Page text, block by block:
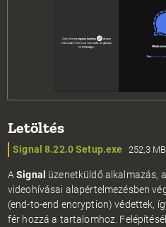
ASignal üzenetküldő alkalmazás,
videohívásai alapértelmezésben
(end-to-end encryption) védettek,
fér hozzá a tartalomhoz.
Letöltés
Signal 8.22.0 Setup.exe 252,3 MB